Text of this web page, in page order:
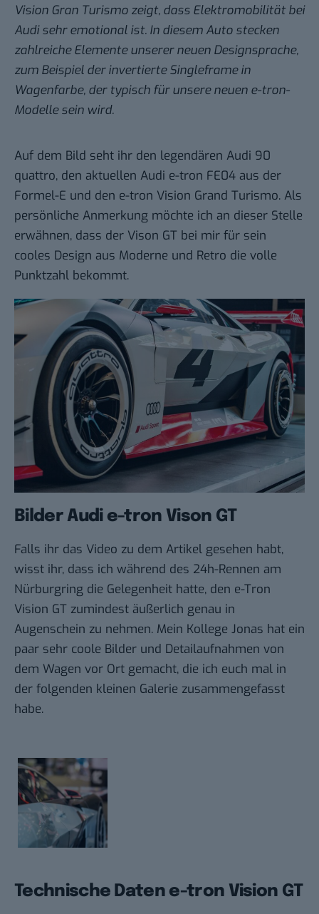
Vision Gran Turismo zeigt, dass Elektromobilität bei
Audi sehr emotional ist. In diesem Auto stecken
zahlreiche Elemente unserer neuen Designsprache,
zum Beispiel der invertierte Singleframe in
Wagenfarbe, der typisch für unsere neuen e-tron-
Modelle sein wird.
Auf dem Bild seht ihr den legendären Audi 90
quattro, den aktuellen Audi e-tron FE04 aus der
Formel-E und den e-tron Vision Grand Turismo. Als
persönliche Anmerkung möchte ich an dieser Stelle
erwähnen, dass der Vison GT bei mir für sein
cooles Design aus Moderne und Retro die volle
Punktzahl bekommt.
Bilder Audi e-tron Vison GT
Falls ihr das Video zu dem Artikel gesehen habt,
wisst ihr, dass ich während des 24h-Rennen am
Nürburgring die Gelegenheit hatte, den e-Tron
Vision GT zumindest äußerlich genau in
Augenschein zu nehmen. Mein Kollege Jonas hat ein
paar sehr coole Bilder und Detailaufnahmen von
dem Wagen vor Ort gemacht, die ich euch mal in
der folgenden kleinen Galerie zusammengefasst
habe.
Technische Daten e-tron Vision GT